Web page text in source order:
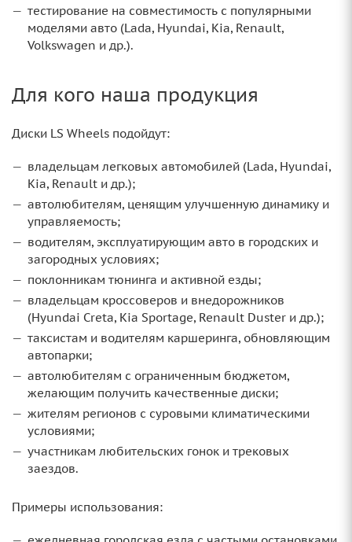
тестирование на совместимость с популярными
моделями авто (Lada, Hyundai, Kia, Renault,
Volkswagen и др.).
Для кого наша продукция
Диски LS Wheels подойдут:
владельцам легковых автомобилей (Lada, Hyundai,
Kia, Renault и др.);
автолюбителям, ценящим улучшенную динамику и
управляемость;
водителям, эксплуатирующим авто в городских и
загородных условиях;
поклонникам тюнинга и активной езды;
владельцам кроссоверов и внедорожников
(Hyundai Creta, Kia Sportage, Renault Duster и др.);
таксистам и водителям каршеринга, обновляющим
автопарки;
автолюбителям с ограниченным бюджетом,
желающим получить качественные диски;
жителям регионов с суровыми климатическими
условиями;
участникам любительских гонок и трековых
заездов.
Примеры использования: